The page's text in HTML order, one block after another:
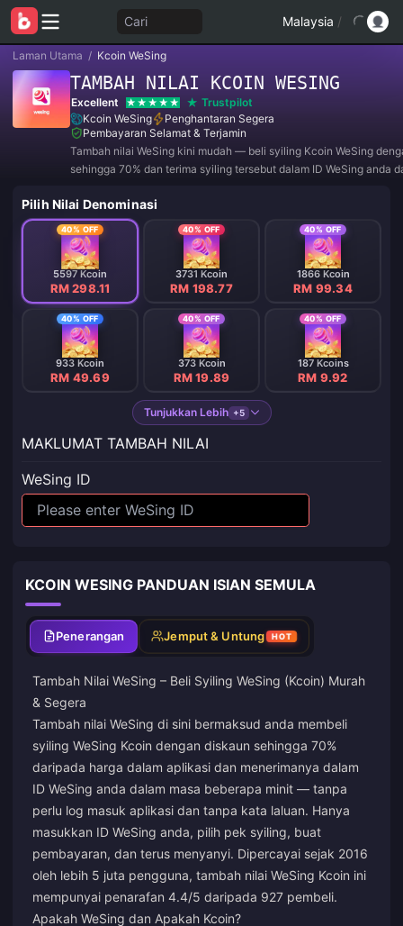
Cari Malaysia /
Laman Utama / Kcoin WeSing
TAMBAH NILAI KCOIN WESING
Excellent
Trustpilot
Kcoin WeSing
Penghantaran Segera
Pembayaran Selamat & Terjamin
Tambah nilai WeSing kini mudah — beli syiling Kcoin WeSing
sehingga 70% dan terima syiling tersebut dalam ID WeSing anda
selamat.
Pilih Nilai Denominasi
40% OFF
5597 Kcoin
RM 298.11
40% OFF
3731 Kcoin
RM 198.77
40% OFF
1866 Kcoin
RM 99.34
40% OFF
933 Kcoin
RM 49.69
40% OFF
373 Kcoin
RM 19.89
40% OFF
187 Kcoins
RM 9.92
Tunjukkan Lebih +5
MAKLUMAT TAMBAH NILAI
WeSing ID
KCOIN WESING PANDUAN ISIAN SEMULA
Penerangan Jemput & Untung HOT
Tambah Nilai WeSing – Beli Syiling WeSing (Kcoin) Murah
& Segera
Tambah nilai WeSing di sini bermaksud anda membeli
syiling WeSing Kcoin dengan diskaun sehingga 70%
daripada harga dalam aplikasi dan menerimanya dalam
ID WeSing anda dalam masa beberapa minit — tanpa
perlu log masuk aplikasi dan tanpa kata laluan. Hanya
masukkan ID WeSing anda, pilih pek syiling, buat
pembayaran, dan terus menyanyi. Dipercayai sejak 2016
oleh lebih 5 juta pengguna, tambah nilai WeSing Kcoin ini
mempunyai penarafan 4.4/5 daripada 927 pembeli.
Apakah WeSing dan Apakah Kcoin?